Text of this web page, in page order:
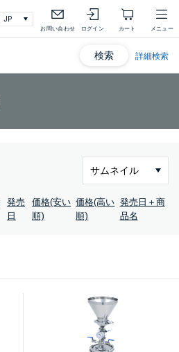
お問い合わせ ログイン カート メニュー
検索 詳細検索
発売
日
価格(安い
順)
価格(高い
順)
発売日＋商
品名